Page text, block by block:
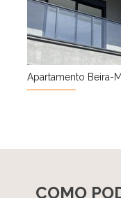
Apartamento Beira-
COMO